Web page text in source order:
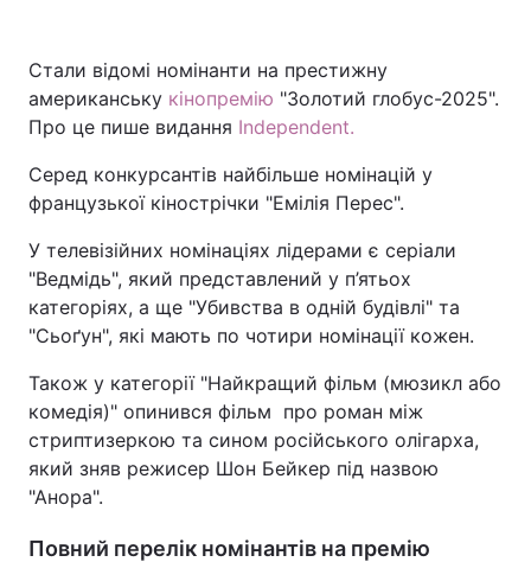
Стали відомі номінанти на престижну
американську кінопремію "Золотий глобус-2025".
Про це пише видання Independent.
Серед конкурсантів найбільше номінацій у
французької кінострічки "Емілія Перес".
У телевізійних номінаціях лідерами є серіали
"Ведмідь", який представлений у п’ятьох
категоріях, а ще "Убивства в одній будівлі" та
"Сьоґун", які мають по чотири номінації кожен.
Також у категорії "Найкращий фільм (мюзикл або
комедія)" опинився фільм про роман між
стриптизеркою та сином російського олігарха,
який зняв режисер Шон Бейкер під назвою
"Анора".
Повний перелік номінантів на премію